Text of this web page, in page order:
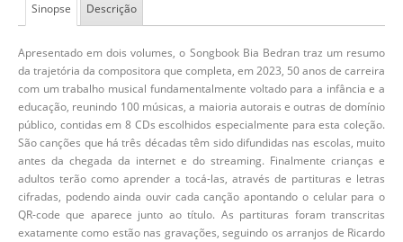
Sinopse Descrição
Apresentado em dois volumes, o Songbook Bia Bedran traz um resumo
da trajetória da compositora que completa, em 2023, 50 anos de carreira
com um trabalho musical fundamentalmente voltado para a infância e a
educação, reunindo 100 músicas, a maioria autorais e outras de domínio
público, contidas em 8 CDs escolhidos especialmente para esta coleção.
São canções que há três décadas têm sido difundidas nas escolas, muito
antes da chegada da internet e do streaming. Finalmente crianças e
adultos terão como aprender a tocá-las, através de partituras e letras
cifradas, podendo ainda ouvir cada canção apontando o celular para o
QR-code que aparece junto ao título. As partituras foram transcritas
exatamente como estão nas gravações, seguindo os arranjos de Ricardo